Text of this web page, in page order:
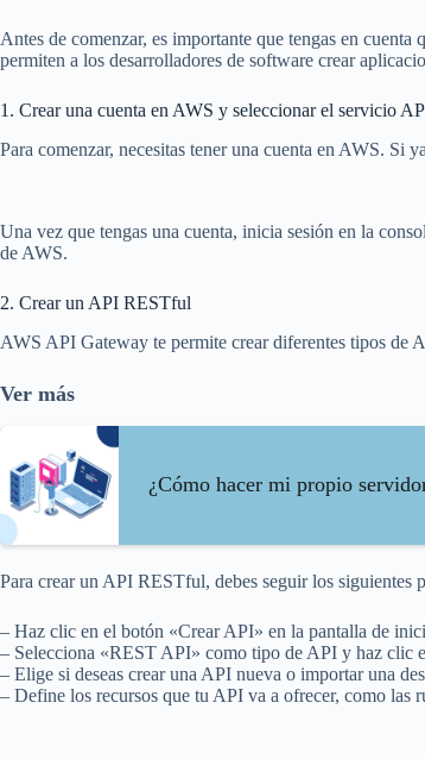
Antes de comenzar, es importante que tengas en
permiten a los desarrolladores de software crear
1. Crear una cuenta en AWS y seleccionar el servicio
Para comenzar, necesitas tener una cuenta en AWS. Si
Una vez que tengas una cuenta, inicia sesión en la
de AWS.
2. Crear un API RESTful
AWS API Gateway te permite crear diferentes tipos de
Ver más
¿Cómo hacer mi propio
Para crear un API RESTful, debes seguir los siguientes
– Haz clic en el botón «Crear API» en la pantalla de
– Selecciona «REST API» como tipo de API y haz clic
– Elige si deseas crear una API nueva o importar una
– Define los recursos que tu API va a ofrecer, como las